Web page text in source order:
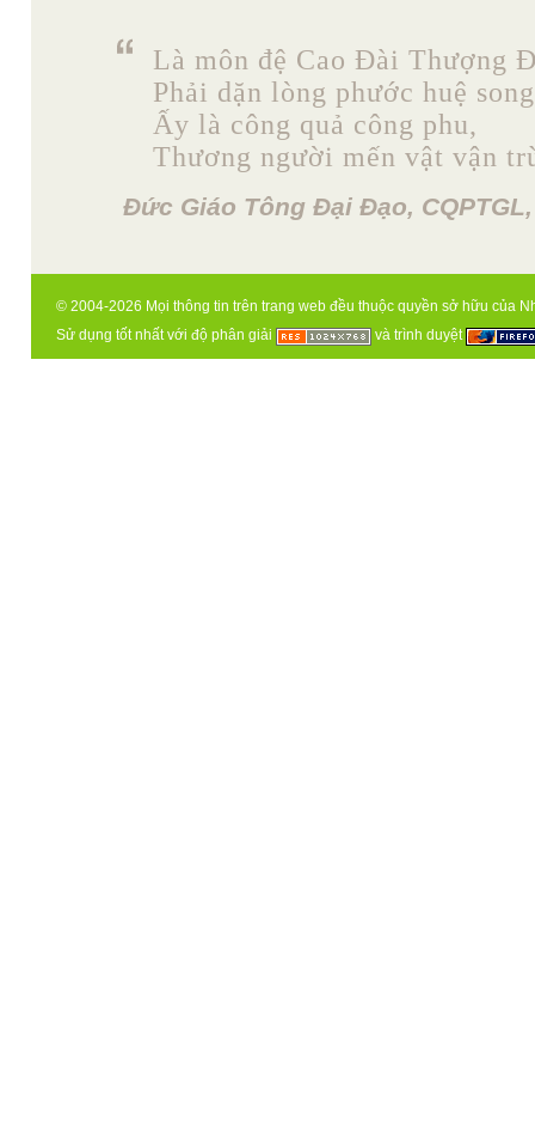
Là môn đệ Cao Đài Thượng
Phải dặn lòng phước huệ
Ấy là công quả công phu,
Thương người mến vật vận
Đức Giáo Tông Đại Đạo,
© 2004-2026 Mọi thông tin trên trang web đều thuộc quyền sở hữu của
Sử dụng tốt nhất với độ phân giải
và trình duyệt